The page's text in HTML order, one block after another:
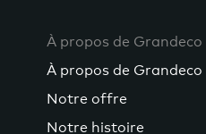
À propos de Grandeco
À propos de Grandeco
Notre offre
Notre histoire